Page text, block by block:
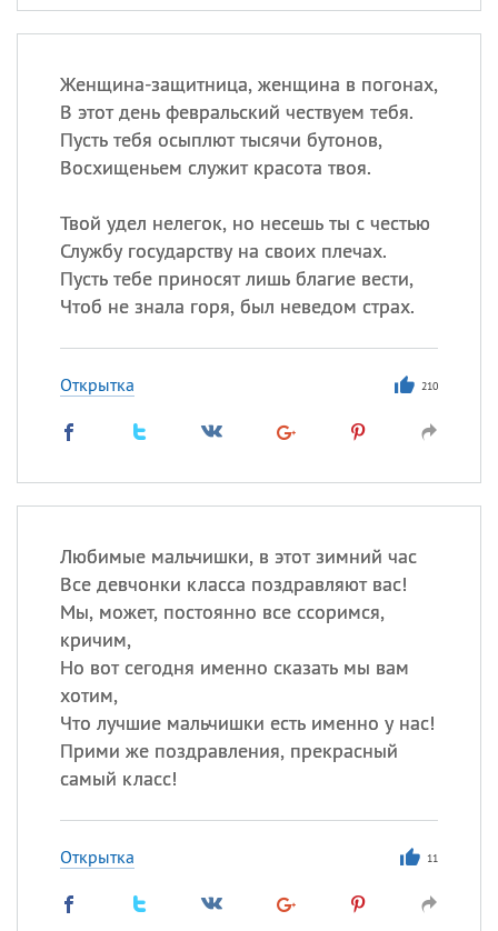
Женщина-защитница, женщина в погонах,
В этот день февральский чествуем тебя.
Пусть тебя осыплют тысячи бутонов,
Восхищеньем служит красота твоя.
Твой удел нелегок, но несешь ты с честью
Службу государству на своих плечах.
Пусть тебе приносят лишь благие вести,
Чтоб не знала горя, был неведом страх.
Открытка 210
Любимые мальчишки, в этот зимний час
Все девчонки класса поздравляют вас!
Мы, может, постоянно все ссоримся,
кричим,
Но вот сегодня именно сказать мы вам
хотим,
Что лучшие мальчишки есть именно у нас!
Прими же поздравления, прекрасный
самый класс!
Открытка 11